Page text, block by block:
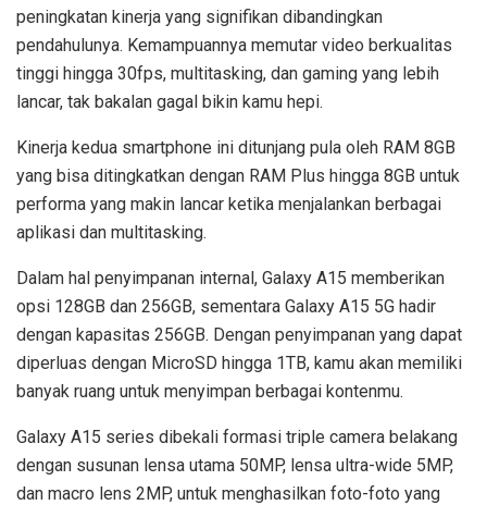
peningkatan kinerja yang signifikan dibandingkan
pendahulunya. Kemampuannya memutar video berkualitas
tinggi hingga 30fps, multitasking, dan gaming yang lebih
lancar, tak bakalan gagal bikin kamu hepi.
Kinerja kedua smartphone ini ditunjang pula oleh RAM 8GB
yang bisa ditingkatkan dengan RAM Plus hingga 8GB untuk
performa yang makin lancar ketika menjalankan berbagai
aplikasi dan multitasking.
Dalam hal penyimpanan internal, Galaxy A15 memberikan
opsi 128GB dan 256GB, sementara Galaxy A15 5G hadir
dengan kapasitas 256GB. Dengan penyimpanan yang dapat
diperluas dengan MicroSD hingga 1TB, kamu akan memiliki
banyak ruang untuk menyimpan berbagai kontenmu.
Galaxy A15 series dibekali formasi triple camera belakang
dengan susunan lensa utama 50MP, lensa ultra-wide 5MP,
dan macro lens 2MP, untuk menghasilkan foto-foto yang